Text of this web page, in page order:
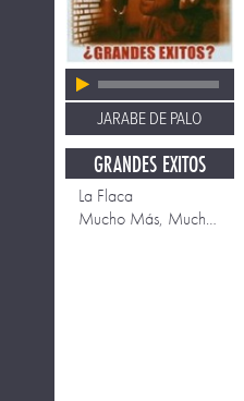
JARABE DE PALO
GRANDES EXITOS
La Flaca
Mucho Más, Mucho Mejor